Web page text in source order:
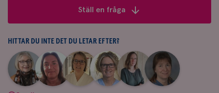
&
svar
Ställ en fråga
HITTAR DU INTE DET DU LETAR EFTER?
Aina
Johnsson
|
Anne
Andersson
Fredrika
Killander
|
Jeanette
Bäcklund
|
Maria
Edegran
|
Yvette
Andersson